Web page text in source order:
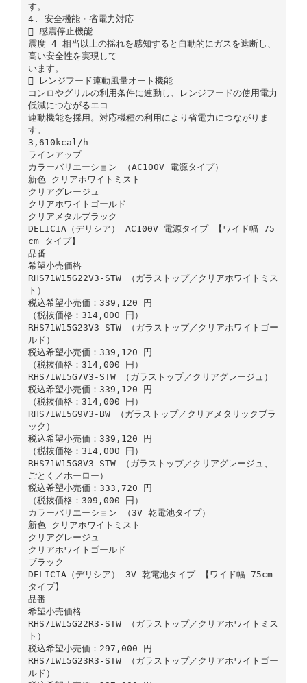
す。
4. 安全機能・省電力対応
 感震停止機能
震度 4 相当以上の揺れを感知すると自動的にガスを遮断し、
高い安全性を実現して
います。
 レンジフード連動風量オート機能
コンロやグリルの利用条件に連動し、レンジフードの使用電力
低減につながるエコ
連動機能を採用。対応機種の利用により省電力につながりま
す。
3,610kcal/h
ラインアップ
カラーバリエーション （AC100V 電源タイプ）
新色 クリアホワイトミスト
クリアグレージュ
クリアホワイトゴールド
クリアメタルブラック
DELICIA（デリシア） AC100V 電源タイプ 【ワイド幅 75
cm タイプ】
品番
希望小売価格
RHS71W15G22V3-STW （ガラストップ／クリアホワイトミス
ト）
税込希望小売価：339,120 円
（税抜価格：314,000 円）
RHS71W15G23V3-STW （ガラストップ／クリアホワイトゴー
ルド）
税込希望小売価：339,120 円
（税抜価格：314,000 円）
RHS71W15G7V3-STW （ガラストップ／クリアグレージュ）
税込希望小売価：339,120 円
（税抜価格：314,000 円）
RHS71W15G9V3-BW （ガラストップ／クリアメタリックブラ
ック）
税込希望小売価：339,120 円
（税抜価格：314,000 円）
RHS71W15G8V3-STW （ガラストップ／クリアグレージュ、
ごとく／ホーロー）
税込希望小売価：333,720 円
（税抜価格：309,000 円）
カラーバリエーション （3V 乾電池タイプ）
新色 クリアホワイトミスト
クリアグレージュ
クリアホワイトゴールド
ブラック
DELICIA（デリシア） 3V 乾電池タイプ 【ワイド幅 75cm
タイプ】
品番
希望小売価格
RHS71W15G22R3-STW （ガラストップ／クリアホワイトミス
ト）
税込希望小売価：297,000 円
RHS71W15G23R3-STW （ガラストップ／クリアホワイトゴー
ルド）